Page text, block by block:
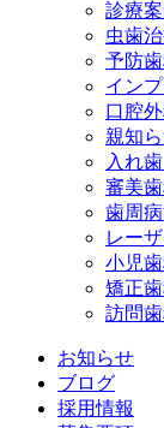
診療
虫歯
予防
イン
口腔
親知
入れ
審美
歯周
レー
小児
矯正
訪問
お知らせ
ブログ
採用情報